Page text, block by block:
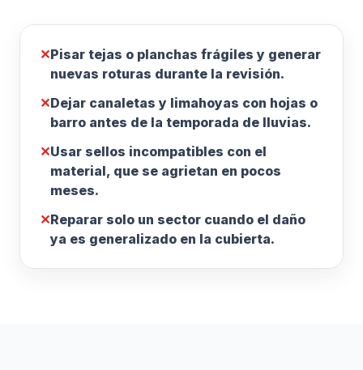
✕Pisar tejas o planchas frágiles y generar
nuevas roturas durante la revisión.
✕Dejar canaletas y limahoyas con hojas o
barro antes de la temporada de lluvias.
✕Usar sellos incompatibles con el
material, que se agrietan en pocos
meses.
✕Reparar solo un sector cuando el daño
ya es generalizado en la cubierta.